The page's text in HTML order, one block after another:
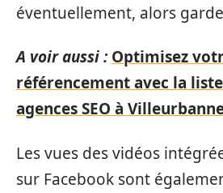
éventuellement, alors
A voir aussi : Optimisez
référencement avec la
agences SEO à
Les vues des vidéos
sur Facebook sont